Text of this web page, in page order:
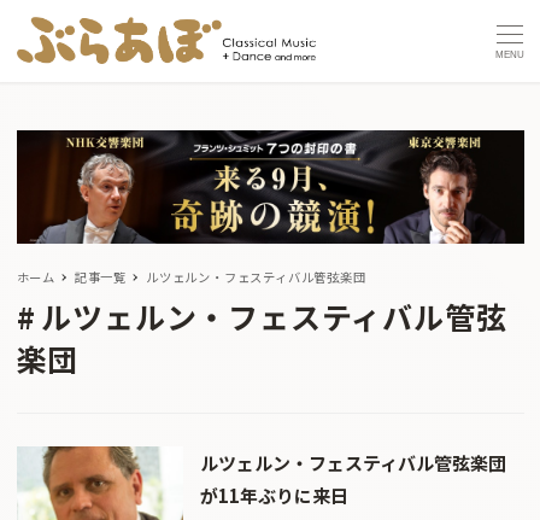
MENU
ホーム 記事一覧 ルツェルン・フェスティバル管弦楽団
ルツェルン・フェスティバル管弦
楽団
ルツェルン・フェスティバル管弦楽団
が11年ぶりに来日